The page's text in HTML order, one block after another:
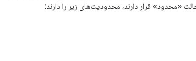
«محدود» قرار دارند، محدودیت‌های زیر را دارند: